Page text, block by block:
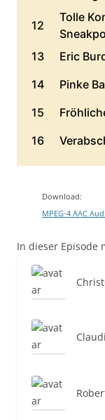
Download:
MPEG-4 AAC
In dieser Episode